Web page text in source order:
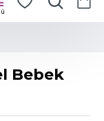
Bebek